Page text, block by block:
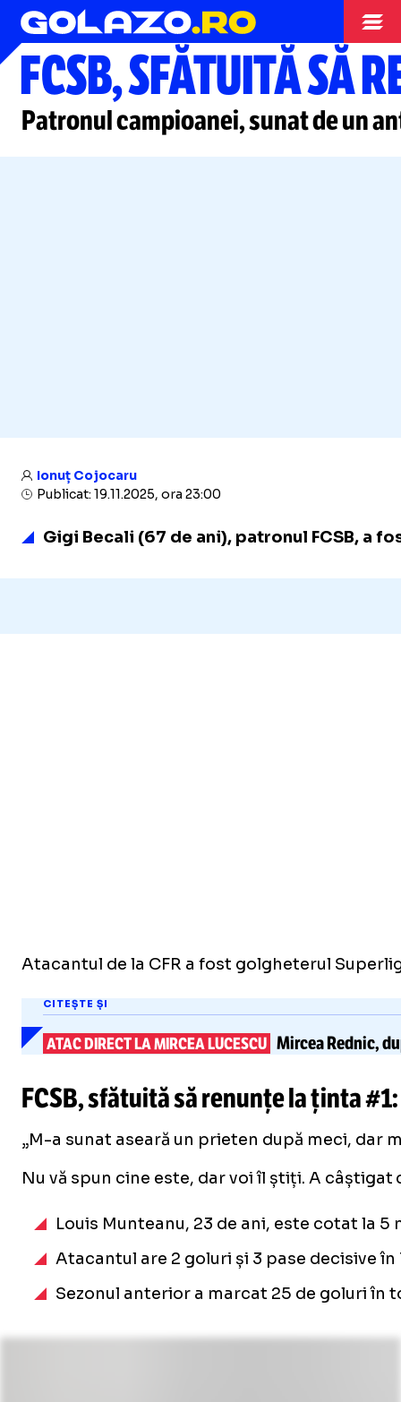
Superliga
FCSB, SFĂTUITĂ SĂ
Patronul campioanei, sunat de un
Ionuț Cojocaru
Publicat: 19.11.2025, ora 23:00
Gigi Becali (67 de ani), patronul FCSB, a
Atacantul de la CFR a fost golgheterul
CITEȘTE ȘI
ATAC DIRECT LA MIRCEA LUCESCU Mircea Rednic,
FCSB, sfătuită să renunțe la ținta #1
„M-a sunat aseară un prieten după meci, dar
Nu vă spun cine este, dar voi îl știți. A
Louis Munteanu, 23 de ani, este cotat la
Atacantul are 2 goluri și 3 pase decisive
Sezonul anterior a marcat 25 de goluri în